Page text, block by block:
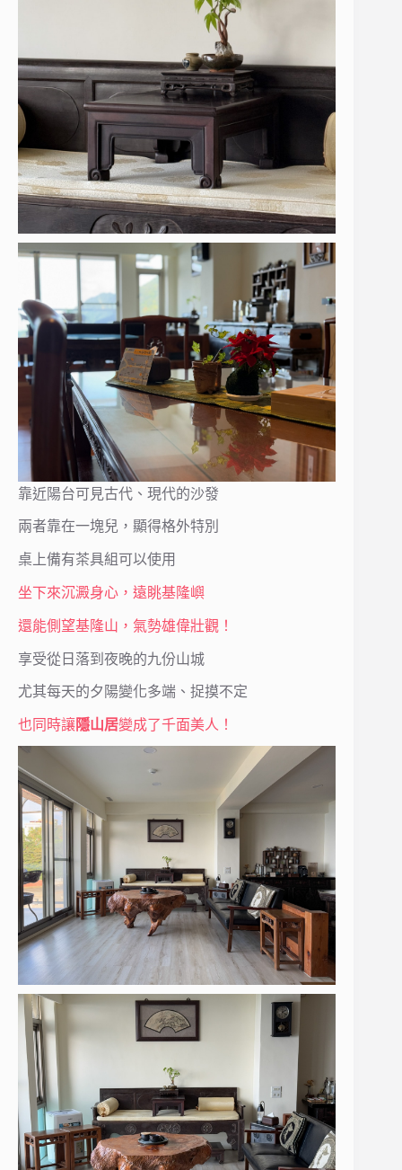
靠近陽台可見古代、現代的沙發
兩者靠在一塊兒，顯得格外特別
桌上備有茶具組可以使用
坐下來沉澱身心，遠眺基隆嶼
還能側望基隆山，氣勢雄偉壯觀！
享受從日落到夜晚的九份山城
尤其每天的夕陽變化多端、捉摸不定
也同時讓隱山居變成了千面美人！